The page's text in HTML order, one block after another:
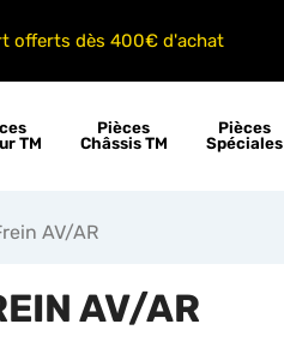
offerts dès 400€ d'achat
TM
Pièces
Châssis TM
Pièces
Spéciales
AV/AR
AV/AR